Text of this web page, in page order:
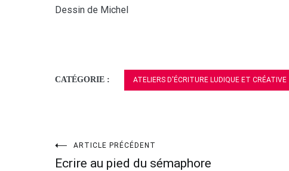
Dessin de Michel
CATÉGORIE : ATELIERS D'ÉCRITURE LUDIQUE ET CRÉATIVE
Navigation
ARTICLE PRÉCÉDENT
Ecrire au pied du sémaphore